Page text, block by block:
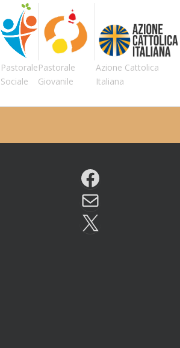
Pastorale
Sociale
Pastorale
Giovanile
Azione Cattolica
Italiana
Facebook
Email
X